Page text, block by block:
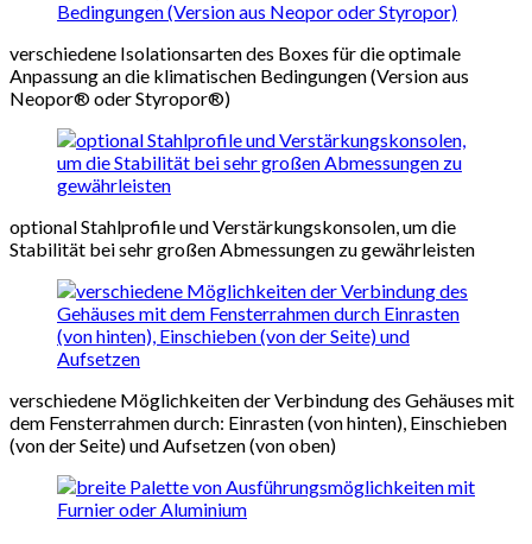
verschiedene Isolationsarten des Boxes für die optimale
Anpassung an die klimatischen Bedingungen (Version aus
Neopor® oder Styropor®)
optional Stahlprofile und Verstärkungskonsolen, um die
Stabilität bei sehr großen Abmessungen zu gewährleisten
verschiedene Möglichkeiten der Verbindung des Gehäuses mit
dem Fensterrahmen durch: Einrasten (von hinten), Einschieben
(von der Seite) und Aufsetzen (von oben)